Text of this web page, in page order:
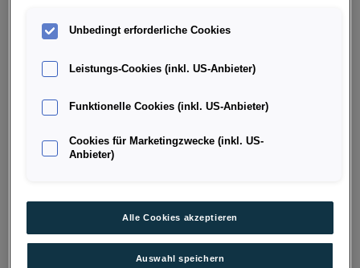
Unbedingt erforderliche Cookies
Leistungs-Cookies (inkl. US-Anbieter)
Funktionelle Cookies (inkl. US-Anbieter)
Cookies für Marketingzwecke (inkl. US-
Anbieter)
Alle Cookies akzeptieren
Auswahl speichern